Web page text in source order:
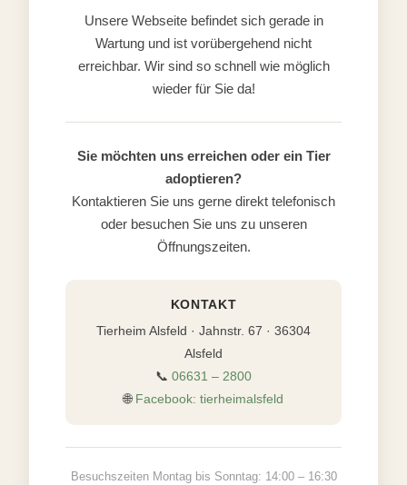
Unsere Webseite befindet sich gerade in
Wartung und ist vorübergehend nicht
erreichbar. Wir sind so schnell wie möglich
wieder für Sie da!
Sie möchten uns erreichen oder ein Tier
adoptieren?
Kontaktieren Sie uns gerne direkt telefonisch
oder besuchen Sie uns zu unseren
Öffnungszeiten.
KONTAKT
Tierheim Alsfeld · Jahnstr. 67 · 36304
Alsfeld
📞 06631 – 2800
🌐 Facebook: tierheimalsfeld
Besuchszeiten Montag bis Sonntag: 14:00 – 16:30